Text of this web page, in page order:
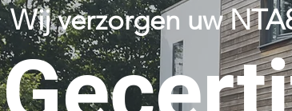
Wij verzorgen uw